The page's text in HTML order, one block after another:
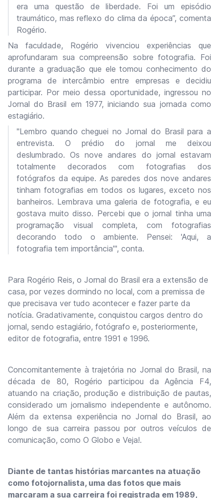
era uma questão de liberdade. Foi um episódio
traumático, mas reflexo do clima da época”, comenta
Rogério.
Na faculdade, Rogério vivenciou experiências que
aprofundaram sua compreensão sobre fotografia. Foi
durante a graduação que ele tomou conhecimento do
programa de intercâmbio entre empresas e decidiu
participar. Por meio dessa oportunidade, ingressou no
Jornal do Brasil em 1977, iniciando sua jornada como
estagiário.
"Lembro quando cheguei no Jornal do Brasil para a
entrevista. O prédio do jornal me deixou
deslumbrado. Os nove andares do jornal estavam
totalmente decorados com fotografias dos
fotógrafos da equipe. As paredes dos nove andares
tinham fotografias em todos os lugares, exceto nos
banheiros. Lembrava uma galeria de fotografia, e eu
gostava muito disso. Percebi que o jornal tinha uma
programação visual completa, com fotografias
decorando todo o ambiente. Pensei: 'Aqui, a
fotografia tem importância'", conta.
Para Rogério Reis, o Jornal do Brasil era a extensão de
casa, por vezes dormindo no local, com a premissa de
que precisava ver tudo acontecer e fazer parte da
notícia. Gradativamente, conquistou cargos dentro do
jornal, sendo estagiário, fotógrafo e, posteriormente,
editor de fotografia, entre 1991 e 1996.
Concomitantemente à trajetória no Jornal do Brasil, na
década de 80, Rogério participou da Agência F4,
atuando na criação, produção e distribuição de pautas,
considerado um jornalismo independente e autônomo.
Além da extensa experiência no Jornal do Brasil, ao
longo de sua carreira passou por outros veículos de
comunicação, como O Globo e Veja!.
Diante de tantas histórias marcantes na atuação
como fotojornalista, uma das fotos que mais
marcaram a sua carreira foi registrada em 1989,